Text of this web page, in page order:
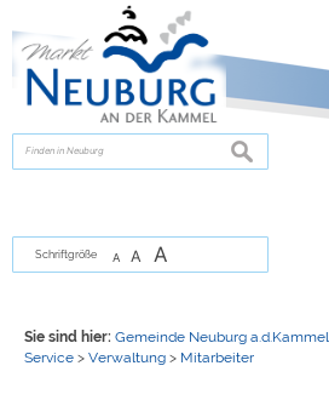
zur Navigationoder
suchen
Schriftgröße A A A
Sie sind hier: Gemeinde Neuburg a.d.Kammel
Service> Verwaltung> Mitarbeiter